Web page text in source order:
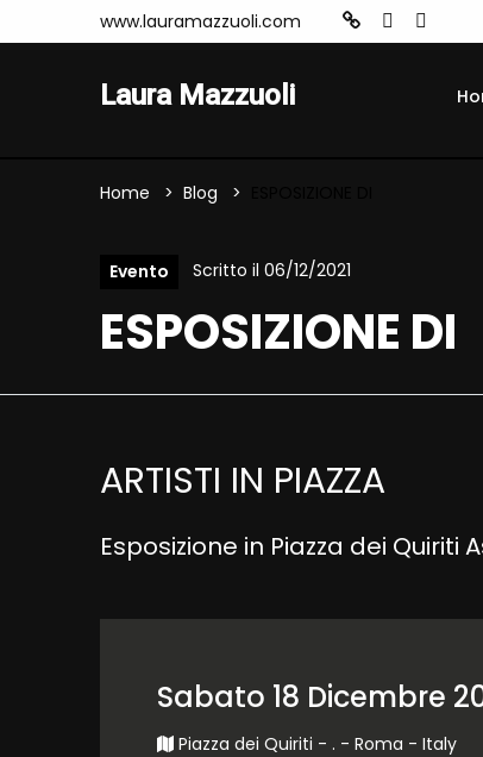
www.lauramazzuoli.com
Laura Mazzuoli
Home Blog
Evento Scritto il 06/12/2021
ESPOSIZIONE DI
ARTISTI IN PIAZZA
Esposizione in Piazza dei Quiriti
Sabato 18 Dicembre
Piazza dei Quiriti - . - Roma - Italy